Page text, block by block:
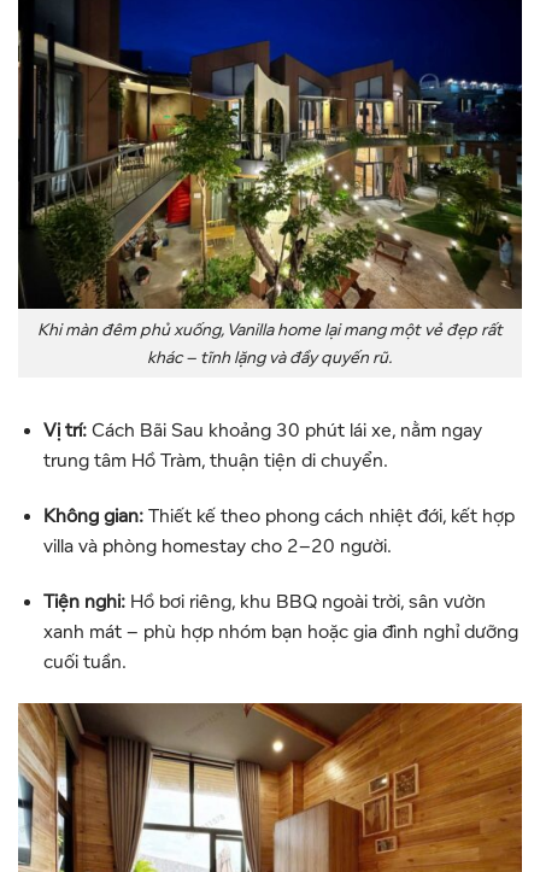
Khi màn đêm phủ xuống, Vanilla home lại mang một vẻ đẹp rất
khác – tĩnh lặng và đầy quyến rũ.
Vị trí:Cách Bãi Sau khoảng 30 phút lái xe, nằm ngay
trung tâm Hồ Tràm, thuận tiện di chuyển.
Không gian:Thiết kế theo phong cách nhiệt đới, kết hợp
villa và phòng homestay cho 2–20 người.
Tiện nghi:Hồ bơi riêng, khu BBQ ngoài trời, sân vườn
xanh mát – phù hợp nhóm bạn hoặc gia đình nghỉ dưỡng
cuối tuần.